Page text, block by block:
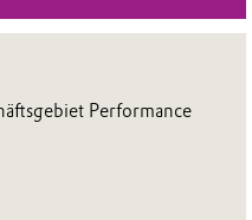
Performance